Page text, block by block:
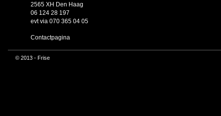
2565 XH Den Haag
06 124 28 197
evt via 070 365 04 05
Contactpagina
© 2013 - Frise